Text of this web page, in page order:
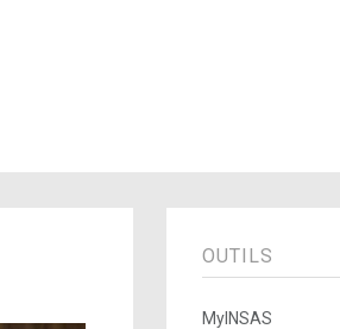
OUTILS
MyINSAS